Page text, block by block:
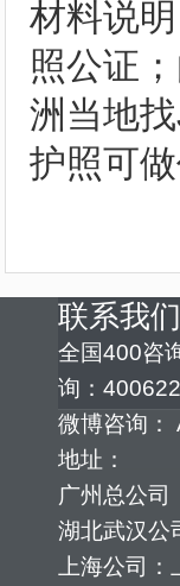
材料说
照公证
洲当地
护照可
联系我们
全国400咨
询：
微博咨询：
地址：
广州总公
湖北武汉公
上海公司